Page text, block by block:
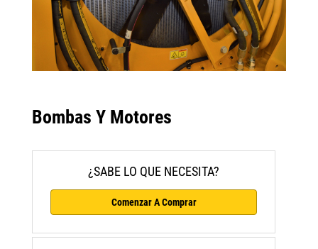
Bombas Y Motores
¿SABE LO QUE NECESITA?
Comenzar A Comprar